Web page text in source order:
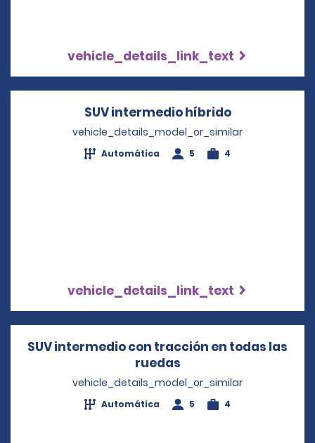
vehicle_details_link_text
SUV intermedio híbridoOpens in a
vehicle_details_model_or_similar
Automática 5 4
vehicle_details_link_text
SUV intermedio con tracción en todas las
ruedas
vehicle_details_model_or_similar
Automática 5 4